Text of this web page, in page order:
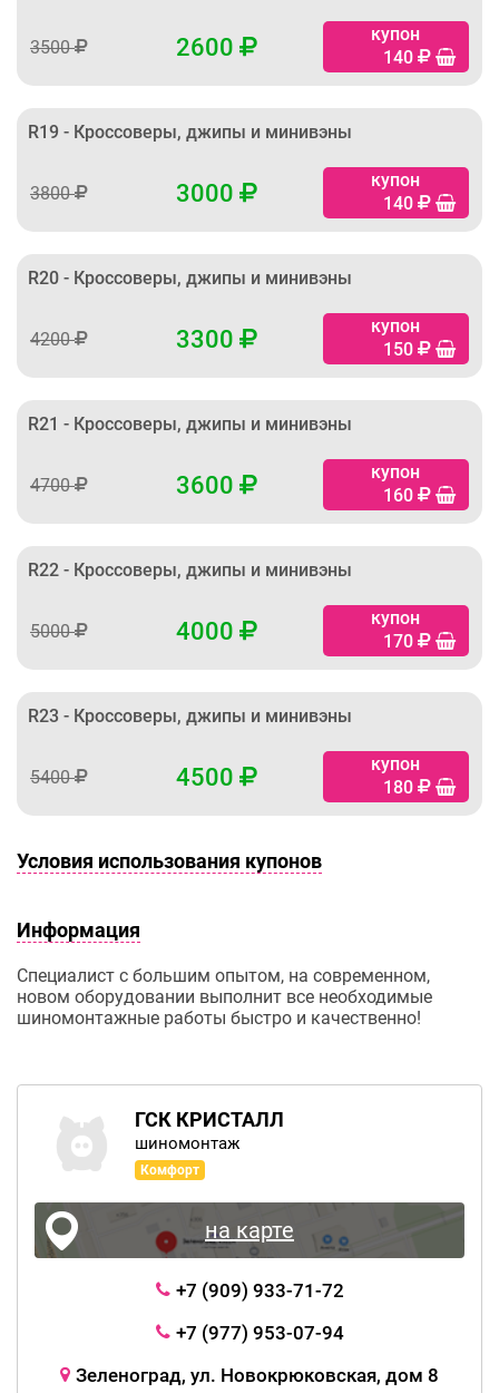
ГСК КРИСТАЛЛ
шиномонтаж
Комфорт
на карте
+7 (909) 933-71-72
+7 (977) 953-07-94
Зеленоград, ул. Новокрюковская, дом 8
Условия использования купонов
Информация
Специалист с большим опытом, на современном,
новом оборудовании выполнит все необходимые
шиномонтажные работы быстро и качественно!
3500 2600
купон
140
R19 - Кроссоверы, джипы и минивэны
3800 3000
купон
140
R20 - Кроссоверы, джипы и минивэны
4200 3300
купон
150
R21 - Кроссоверы, джипы и минивэны
4700 3600
купон
160
R22 - Кроссоверы, джипы и минивэны
5000 4000
купон
170
R23 - Кроссоверы, джипы и минивэны
5400 4500
купон
180